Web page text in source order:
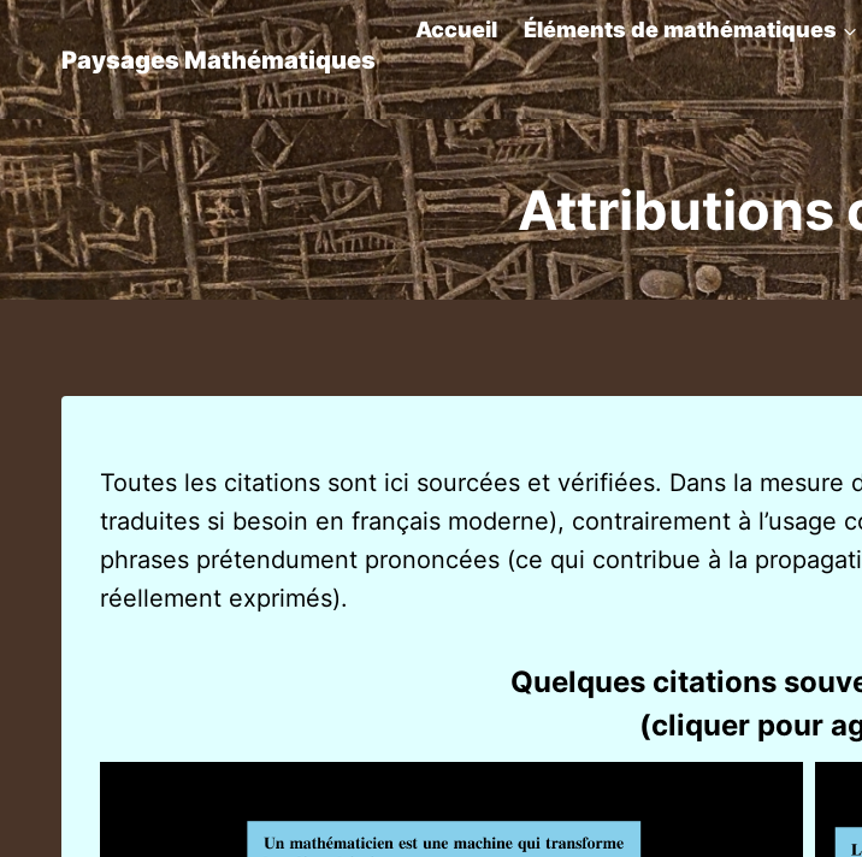
Aller
au
contenu
Paysages Mathématiques
Accueil Éléments de mathématiques
Attributions
Toutes les citations sont ici sourcées et vérifiées. Dans la
traduites si besoin en français moderne), contrairement à l’usage
phrases prétendument prononcées (ce qui contribue à la
réellement exprimés).
Quelques citations
(cliquer pour